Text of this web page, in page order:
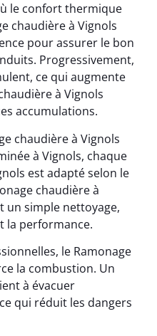
le confort thermique
chaudière à Vignols
pour assurer le bon
Progressivement,
ce qui augmente
à Vignols
accumulations.
chaudière à Vignols
à Vignols, chaque
est adapté selon le
chaudière à
un simple nettoyage,
la performance.
le Ramonage
la combustion. Un
à évacuer
qui réduit les dangers